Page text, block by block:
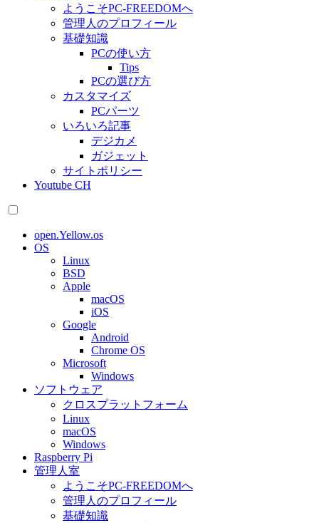
ようこそPC-FREEDOMへ
管理人のプロフィール
基礎知識
PCの使い方
Tips
PCの選び方
カスタマイズ
PCパーツ
いろいろ記事
デジカメ
ガジェット
サイトポリシー
Youtube CH
open.Yellow.os
OS
Linux
BSD
Apple
macOS
iOS
Google
Android
Chrome OS
Microsoft
Windows
ソフトウェア
クロスプラットフォーム
Linux
macOS
Windows
Raspberry Pi
管理人室
ようこそPC-FREEDOMへ
管理人のプロフィール
基礎知識